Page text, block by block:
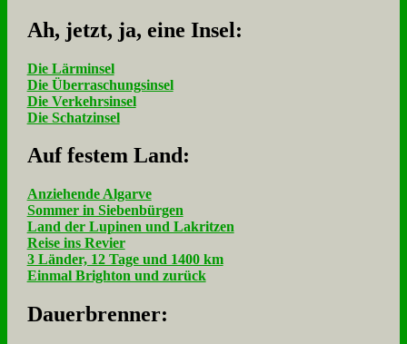
Ah, jetzt, ja, ei­ne In­sel:
Die Lärminsel
Die Überraschungsinsel
Die Verkehrsinsel
Die Schatzinsel
Auf fe­stem Land:
Anziehende Algarve
Sommer in Siebenbürgen
Land der Lupinen und Lakritzen
Reise ins Revier
3 Länder, 12 Tage und 1400 km
Einmal Brighton und zurück
Dau­er­bren­ner: